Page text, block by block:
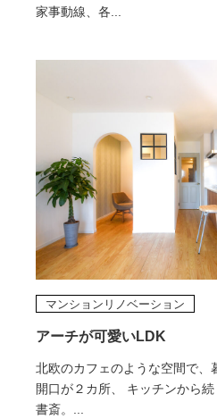
家事動線、各...
アーチが可愛いLDK
北欧のカフェのような空間で、
開口が２カ所、 キッチンから
書斎。...
マンションリノベーション